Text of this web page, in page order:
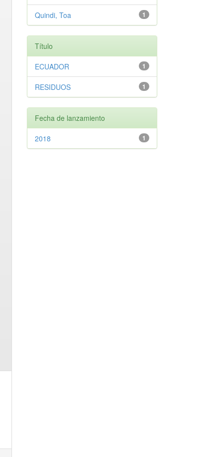
1
Quindi, Toa
Título
1
ECUADOR
1
RESIDUOS
Fecha de lanzamiento
1
2018